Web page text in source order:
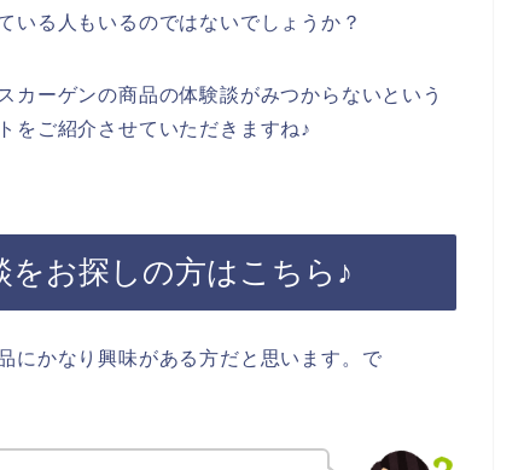
いる人もいるのではないでしょうか？
カーゲンの商品の体験談がみつからないという
をご紹介させていただきますね♪
お探しの方はこちら♪
にかなり興味がある方だと思います。で